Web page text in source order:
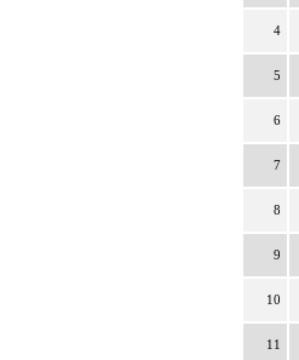
4
5
6
7
8
9
10
11